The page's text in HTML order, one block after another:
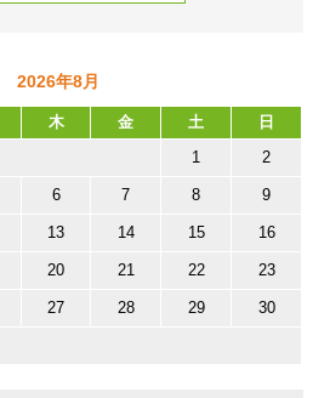
2026年8月
木 金 土
日
1
2
6 7 8 9
13 14 15 16
20 21 22 23
27 28 29 30